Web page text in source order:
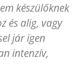
készülőknek
és alig, vagy
jár igen
intenzív,